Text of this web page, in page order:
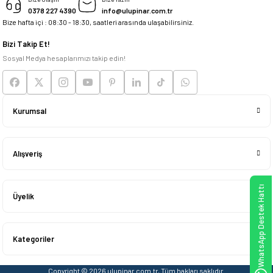
Deneyimini Paylaş
0378 227 4390
info@ulupinar.com.tr
Bize hafta içi : 08:30 - 18:30, saatleri arasında ulaşabilirsiniz.
Bizi Takip Et!
Sosyal Medya hesaplarımızı takip edin!
Kurumsal
Alışveriş
Üyelik
Kategoriler
Copyright © 2026 ulupinar.com.tr, Tüm hakları saklıdır.
WhatsApp Destek Hattı